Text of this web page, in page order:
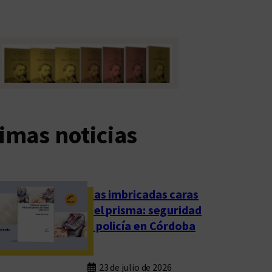
noticias
Las imbricadas caras
del prisma: seguridad
y policía en Córdoba
23 de julio de 2026